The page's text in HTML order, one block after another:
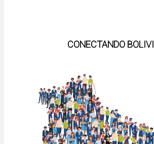
CONECTANDO